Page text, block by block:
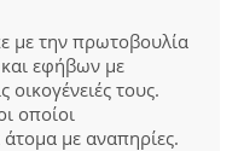
με την πρωτοβουλία
εφήβων με
οικογένειές τους.
οποίοι
με αναπηρίες.